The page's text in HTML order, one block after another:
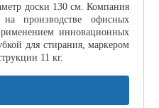
доски 130 см. Компания
на производстве офисных
инновационных
для стирания, маркером
11 кг.